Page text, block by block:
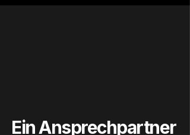
Ein Ansprechpartner